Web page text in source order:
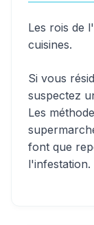
Les rois de
cuisines.
Si vous
suspectez
Les
font que
l'infestation.